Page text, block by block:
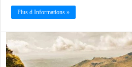
Plus d Informations »